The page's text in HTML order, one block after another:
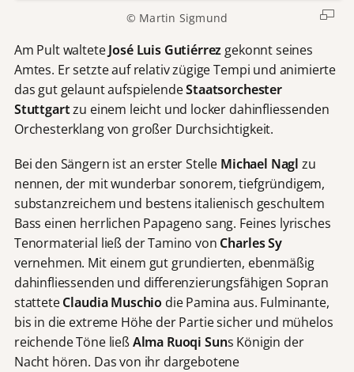
© Martin Sigmund
Am Pult walteteJosé Luis Gutiérrez gekonnt seines
Amtes. Er setzte auf relativ zügige Tempi und animierte
das gut gelaunt aufspielendeStaatsorchester
Stuttgartzu einem leicht und locker dahinfliessenden
Orchesterklang von großer Durchsichtigkeit.
Bei den Sängern ist an erster Stelle Michael Nagl zu
nennen, der mit wunderbar sonorem, tiefgründigem,
substanzreichem und bestens italienisch geschultem
Bass einen herrlichen Papageno sang. Feines lyrisches
Tenormaterial ließ der Tamino von Charles Sy
vernehmen. Mit einem gut grundierten, ebenmäßig
dahinfliessenden und differenzierungsfähigen Sopran
statteteClaudia Muschio die Pamina aus. Fulminante,
bis in die extreme Höhe der Partie sicher und mühelos
reichende Töne ließAlma Ruoqi Suns Königin der
Nacht hören. Das von ihr dargebotene